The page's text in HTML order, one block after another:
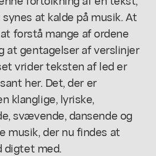
at kalde på musik. At
forstå mange af ordene
gentagelser af verslinjer
vrider teksten af led er
her. Det, der er
klanglige, lyriske,
svævende, dansende og
musik, der nu findes at
digtet med.